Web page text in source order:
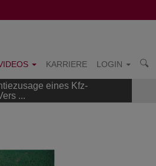
KARRIERE LOGIN
eines Kfz-
...